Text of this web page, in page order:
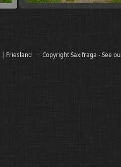
| Friesland · Copyright Saxifraga - See